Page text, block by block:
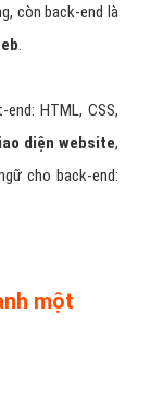
còn back-end là
.
end: HTML, CSS,
diện website,
cho back-end:
một